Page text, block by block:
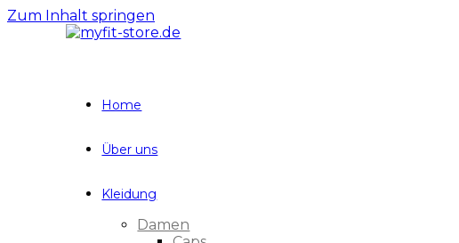
Zum Inhalt springen
Home
Über uns
Kleidung
Damen